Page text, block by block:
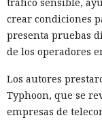
crear condiciones
presenta pruebas
de los operadores
Los autores
Typhoon, que se
empresas de